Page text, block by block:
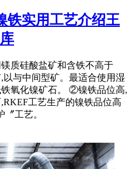
铁实用工艺介绍王
质硅酸盐矿和含铁不高于
与中间型矿。最适合使用湿
氧化镍矿石。 ②镍铁品位高,
工艺生产的镍铁品位高
工艺。